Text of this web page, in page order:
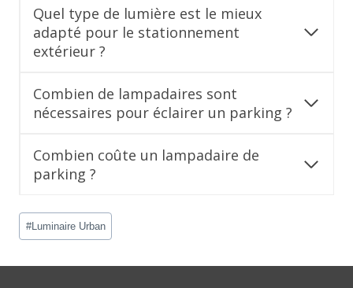
Quel type de lumière est le mieux
adapté pour le stationnement
extérieur ?
Combien de lampadaires sont
nécessaires pour éclairer un parking ?
Combien coûte un lampadaire de
parking ?
Post
Tags:
#Luminaire Urban